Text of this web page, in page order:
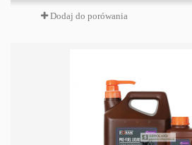
Dodaj do porówania